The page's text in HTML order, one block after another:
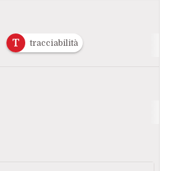
T tracciabilità